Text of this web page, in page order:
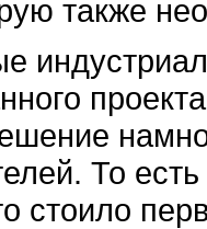
также
То
стоило